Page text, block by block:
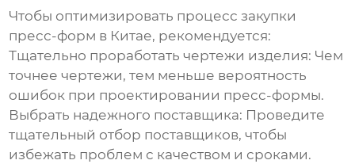
Чтобы оптимизировать процесс закупки
пресс-форм в Китае, рекомендуется:
Тщательно проработать чертежи изделия: Чем
точнее чертежи, тем меньше вероятность
ошибок при проектировании пресс-формы.
Выбрать надежного поставщика: Проведите
тщательный отбор поставщиков, чтобы
избежать проблем с качеством и сроками.